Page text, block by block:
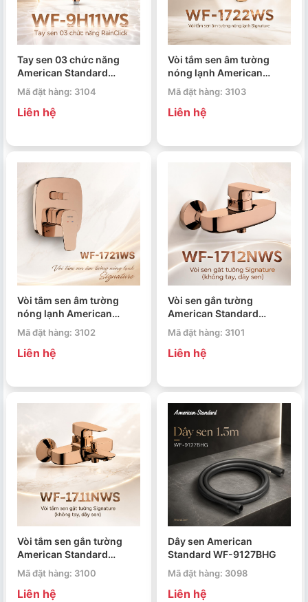
Tay sen 03 chức năng
American Standard
RainClick WF-9H11WS
Mã đặt hàng: 3104
Liên hệ
Vòi tắm sen âm tường
nóng lạnh American
Standard Signature WF-
1722WS
Mã đặt hàng: 3103
Liên hệ
Vòi tắm sen âm tường
nóng lạnh American
Standard Signature WF-
1721WS
Mã đặt hàng: 3102
Liên hệ
Vòi sen gắn tường
American Standard
Signature WF-1712NWS
Mã đặt hàng: 3101
Liên hệ
Vòi tắm sen gắn tường
American Standard
Signature WF-1711NWS
Mã đặt hàng: 3100
Liên hệ
Dây sen American
Standard WF-9127BHG
Mã đặt hàng: 3098
Liên hệ